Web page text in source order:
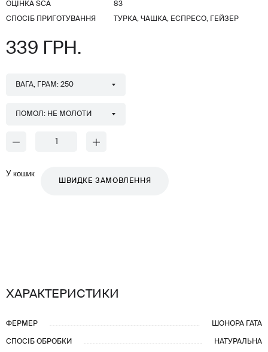
ОЦІНКА SCA 83
СПОСІБ ПРИГОТУВАННЯ ТУРКА, ЧАШКА, ЕСПРЕСО, ГЕЙЗЕР
339 ГРН.
ВАГА, ГРАМ: 250
ПОМОЛ: НЕ МОЛОТИ
У кошик
ШВИДКЕ ЗАМОВЛЕННЯ
ХАРАКТЕРИСТИКИ
ФЕРМЕР ШОНОРА ГАТА
СПОСІБ ОБРОБКИ НАТУРАЛЬНА